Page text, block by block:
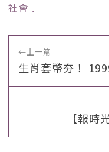
社會 ﹒
←上一篇
生肖套幣夯！
【報